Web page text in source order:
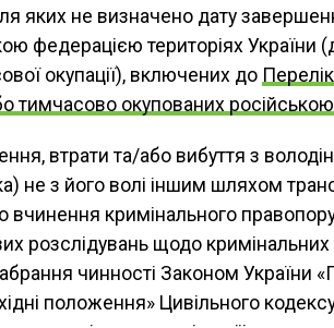
яких не визначено дату
федерацією територіях України
окупації), включених до
тимчасово окупованих
втрати та/або вибуття з
не з його волі іншим шляхом
кримінального
розслідувань щодо
чинності Законом України
положення» Цивільного